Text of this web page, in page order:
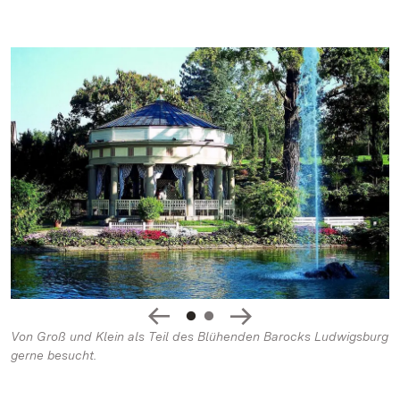
Von Groß und Klein als Teil des Blühenden Barocks Ludwigsburg
gerne besucht.